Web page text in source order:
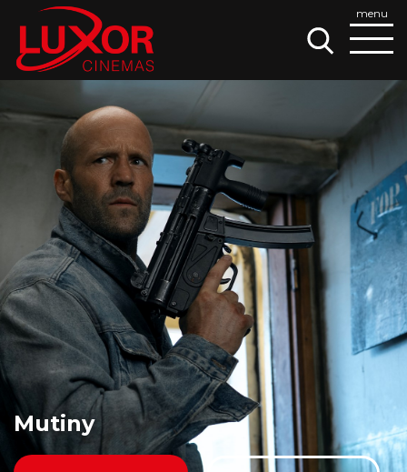
Mutiny